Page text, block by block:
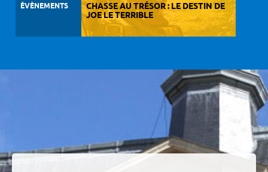
ÉVÈNEMENTS CHASSE AU TRÉSOR : LE DESTIN DE
JOE LE TERRIBLE